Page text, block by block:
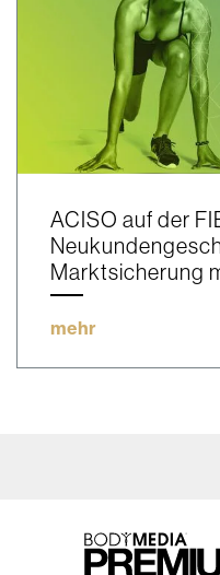
ACISO auf der
Marktsicherung
mehr